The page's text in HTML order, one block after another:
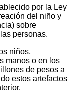
por la Ley
del niño y
sobre
personas.
niños,
manos o en los
de pesos a
estos artefactos